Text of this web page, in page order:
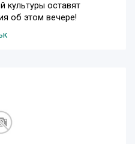
культуры оставят
об этом вечере!